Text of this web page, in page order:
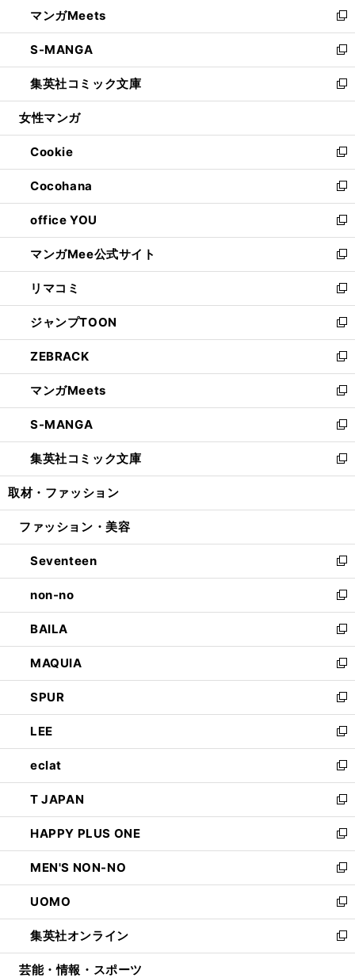
く
で
開
く
ド
ウ
で
開
く
ィ
ン
ド
ウ
で
開
い
ウ
ィ
ン
ド
ウ
開
く
マンガMeets
新
し
い
ウ
ィ
ン
ウ
で
開
く
S-MANGA
新
し
い
ウ
ン
ド
ウ
で
開
く
集英社コミック文庫
新
し
ウ
ィ
ン
ド
ウ
で
開
く
女性マンガ
Cookie
新
し
い
ウ
ィ
ン
ド
ウ
で
開
く
Cocohana
新
し
い
ウ
ィ
ン
ド
ウ
で
開
く
office YOU
新
し
い
ウ
ィ
ン
ド
ウ
で
開
く
マンガMee公式サイト
新
し
い
ウ
ィ
ン
ド
ウ
で
開
く
リマコミ
新
し
い
ウ
ィ
ン
ド
ウ
で
開
く
ジャンプTOON
新
し
い
ウ
ィ
ン
ド
ウ
で
開
ZEBRACK
新
し
い
ウ
ィ
ン
ド
ウ
開
マンガMeets
新
し
い
ウ
ィ
ン
ウ
開
く
S-MANGA
新
し
い
ウ
ン
ウ
で
開
く
集英社コミック文庫
新
し
ウ
ン
ド
ウ
で
開
く
取材・ファッション
ファッション・美容
Seventeen
新
し
い
ウ
ィ
ン
ド
ウ
で
開
く
non-no
新
し
い
ウ
ィ
ン
ド
ウ
で
開
く
BAILA
新
し
い
ウ
ィ
ン
ド
ウ
で
開
く
MAQUIA
新
し
い
ウ
ィ
ン
ド
ウ
で
開
く
SPUR
新
し
い
ウ
ィ
ン
ド
ウ
で
開
く
LEE
新
し
い
ウ
ィ
ン
ド
ウ
で
開
く
eclat
新
し
い
ウ
ィ
ン
ド
ウ
で
開
く
T JAPAN
新
し
い
ウ
ィ
ン
ド
ウ
で
開
HAPPY PLUS ONE
新
し
い
ウ
ィ
ン
ド
ウ
MEN'S NON-NO
新
し
い
ウ
ィ
ン
UOMO
新
し
い
ウ
集英社オンライン
新
し
芸能・情報・スポーツ